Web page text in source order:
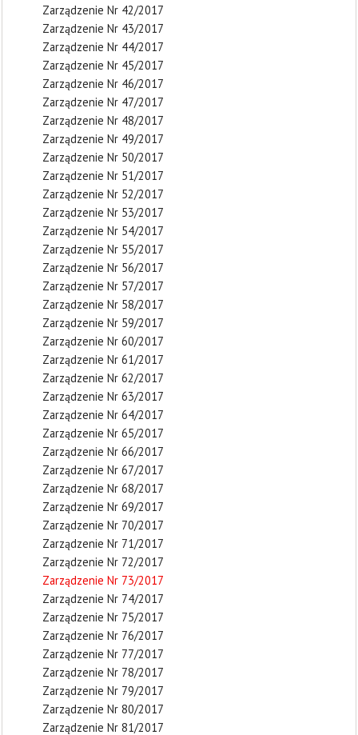
Zarządzenie Nr 42/2017
Zarządzenie Nr 43/2017
Zarządzenie Nr 44/2017
Zarządzenie Nr 45/2017
Zarządzenie Nr 46/2017
Zarządzenie Nr 47/2017
Zarządzenie Nr 48/2017
Zarządzenie Nr 49/2017
Zarządzenie Nr 50/2017
Zarządzenie Nr 51/2017
Zarządzenie Nr 52/2017
Zarządzenie Nr 53/2017
Zarządzenie Nr 54/2017
Zarządzenie Nr 55/2017
Zarządzenie Nr 56/2017
Zarządzenie Nr 57/2017
Zarządzenie Nr 58/2017
Zarządzenie Nr 59/2017
Zarządzenie Nr 60/2017
Zarządzenie Nr 61/2017
Zarządzenie Nr 62/2017
Zarządzenie Nr 63/2017
Zarządzenie Nr 64/2017
Zarządzenie Nr 65/2017
Zarządzenie Nr 66/2017
Zarządzenie Nr 67/2017
Zarządzenie Nr 68/2017
Zarządzenie Nr 69/2017
Zarządzenie Nr 70/2017
Zarządzenie Nr 71/2017
Zarządzenie Nr 72/2017
Zarządzenie Nr 73/2017
Zarządzenie Nr 74/2017
Zarządzenie Nr 75/2017
Zarządzenie Nr 76/2017
Zarządzenie Nr 77/2017
Zarządzenie Nr 78/2017
Zarządzenie Nr 79/2017
Zarządzenie Nr 80/2017
Zarządzenie Nr 81/2017